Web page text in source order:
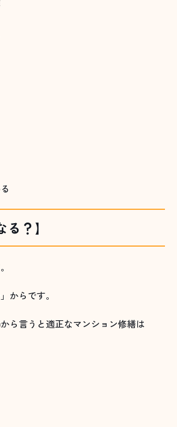
る？】
からです。
ら言うと適正なマンション修繕は